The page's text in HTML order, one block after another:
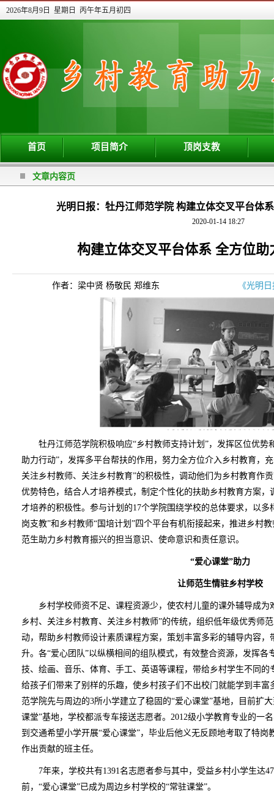
2026年8月9日 星期日 丙午年五月初四
首页 项目简介 顶岗支教
文章内容页
光明日报：牡丹江师范学院 构建立体交叉平台体
2020-01-14 18:27
构建立体交叉平台体系 全方位
作者：梁中贤 杨敬民 郑维东 《光明
牡丹江师范学院积极响应“乡村教师支持计划”，发挥区位优势
助力行动”，发挥多平台帮扶的作用，努力全方位介入乡村教育，
关注乡村教师、关注乡村教育”的积极性，调动他们为乡村教育作
优势特色，结合人才培养模式，制定个性化的扶助乡村教育方案
才培养的积极性。参与计划的17个学院围绕学校的总体要求，以多
岗支教”和乡村教师“国培计划”四个平台有机衔接起来，推进乡村
范生助力乡村教育振兴的担当意识、使命意识和责任意识。
“爱心课堂”助力
让师范生情驻乡村学校
乡村学校师资不足、课程资源少，使农村儿童的课外辅导成为
乡村、关注乡村教育、关注乡村教师”的传统，组织低年级优秀师
动，帮助乡村教师设计素质课程方案，策划丰富多彩的辅导内容
升。各“爱心团队”以纵横相间的组队模式，有效整合资源，发挥各
技、绘画、音乐、体育、手工、英语等课程，带给乡村学生不同
给孩子们带来了别样的乐趣，使乡村孩子们不出校门就能学到丰富
范学院先与周边的3所小学建立了稳固的“爱心课堂”基地，目前扩
课堂”基地，学校都派专车接送志愿者。2012级小学教育专业的一
到交通希望小学开展“爱心课堂”，毕业后他义无反顾地考取了特
作出贡献的班主任。
7年来，学校共有1391名志愿者参与其中，受益乡村小学生达
前，“爱心课堂”已成为周边乡村学校的“常驻课堂”。